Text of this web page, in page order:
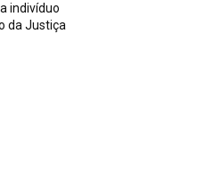
indivíduo
da Justiça